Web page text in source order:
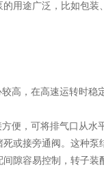
用途广泛，比如包装
，在高速运转时稳
，可将排气口从水
或接旁通阀。这种
隙容易控制，转子